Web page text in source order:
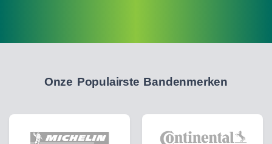
Onze Populairste Bandenmerken